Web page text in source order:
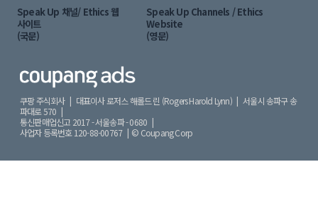
Speak Up 채널/ Ethics 웹
사이트
(국문)
Speak Up Channels / Ethics
Website
(영문)
쿠팡 주식회사 | 대표이사 로저스 해롤드 린 (Rogers Harold Lynn) |서울시 송파구 송
파대로 570 |
통신판매업신고 2017 - 서울송파 - 0680 |
사업자 등록번호 120-88-00767 |
© Coupang Corp